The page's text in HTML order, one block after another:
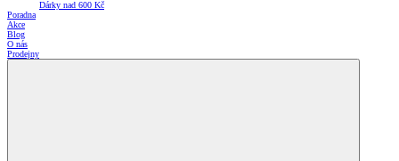
Dárky nad 600 Kč
Poradna
Akce
Blog
O nás
Prodejny